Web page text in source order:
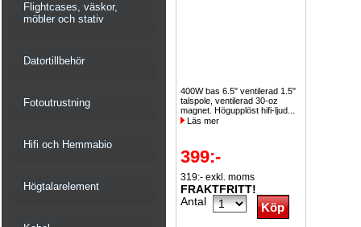
Flightcases, väskor,
möbler och stativ
Datortillbehör
Fotoutrustning
Hifi och Hemmabio
Högtalarelement
400W bas 6.5" ventilerad 1.5"
talspole, ventilerad 30-oz
magnet. Högupplöst hifi-ljud...
Läs mer
399:-
319:- exkl. moms
FRAKTFRITT!
Antal